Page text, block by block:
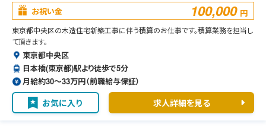
お祝い金 100,000 円
東京都中央区の木造住宅新築工事に伴う積算のお仕事です。積算業務を担当し
て頂きます。
東京都中央区
日本橋(東京都)駅より徒歩で5分
月給約30〜33万円（前職給与保証）
お気に入り 求人詳細を見る